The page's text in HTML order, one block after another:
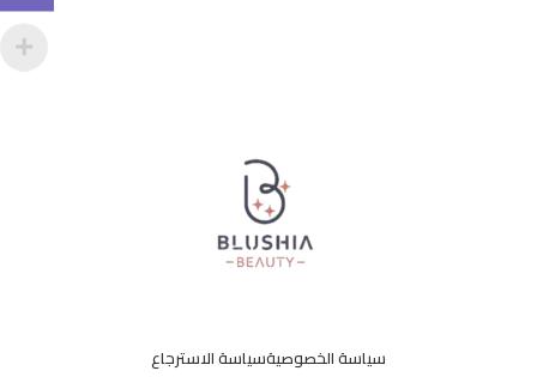
سياسة الخصوصيةسياسة الاسترجاع